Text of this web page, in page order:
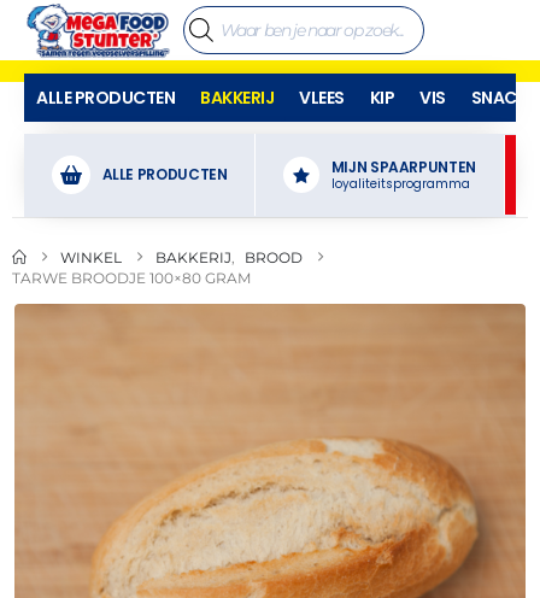
ALLE PRODUCTEN BAKKERIJ VLEES KIP VIS SNACKS
ALLE PRODUCTEN MIJN SPAARPUNTEN
loyaliteitsprogramma
WINKEL BAKKERIJ
BROOD
TARWE BROODJE 100×80 GRAM